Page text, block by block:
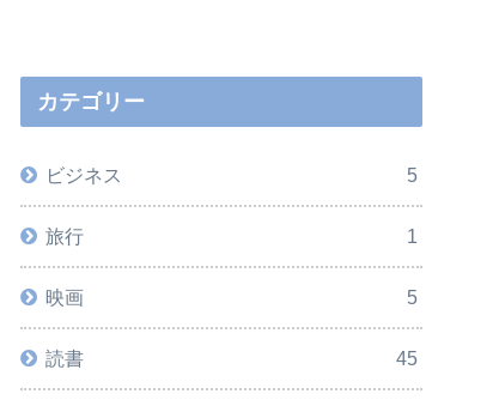
カテゴリー
ビジネス 5
旅行 1
映画 5
読書 45